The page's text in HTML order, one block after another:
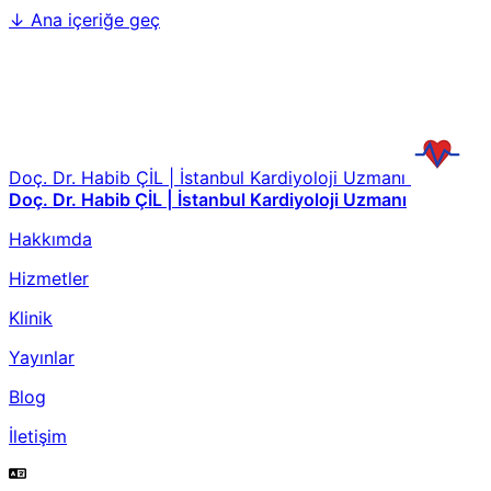
↓ Ana içeriğe geç
Doç. Dr. Habib ÇİL | İstanbul Kardiyoloji Uzmanı
Doç. Dr. Habib ÇİL | İstanbul Kardiyoloji Uzmanı
Hakkımda
Hizmetler
Klinik
Yayınlar
Blog
İletişim